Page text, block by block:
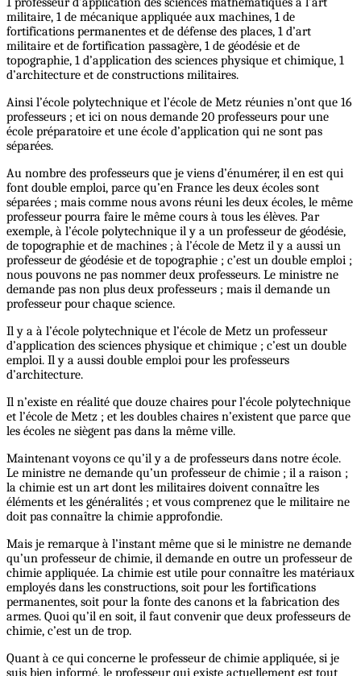
militaire, 1 de mécanique appliquée aux machines, 1 de
fortifications permanentes et de défense des places, 1 d’art
militaire et de fortification passagère, 1 de géodésie et de
topographie, 1 d’application des sciences physique et chimique, 1
d’architecture et de constructions militaires.
Ainsi l’école polytechnique et l’école de Metz réunies n’ont que 16
professeurs ; et ici on nous demande 20 professeurs pour une
école préparatoire et une école d’application qui ne sont pas
séparées.
Au nombre des professeurs que je viens d’énumérer, il en est qui
font double emploi, parce qu’en France les deux écoles sont
séparées ; mais comme nous avons réuni les deux écoles, le même
professeur pourra faire le même cours à tous les élèves. Par
exemple, à l’école polytechnique il y a un professeur de géodésie,
de topographie et de machines ; à l’école de Metz il y a aussi un
professeur de géodésie et de topographie ; c’est un double emploi ;
nous pouvons ne pas nommer deux professeurs. Le ministre ne
demande pas non plus deux professeurs ; mais il demande un
professeur pour chaque science.
Il y a à l’école polytechnique et l’école de Metz un professeur
d’application des sciences physique et chimique ; c’est un double
emploi. Il y a aussi double emploi pour les professeurs
d’architecture.
Il n’existe en réalité que douze chaires pour l’école polytechnique
et l’école de Metz ; et les doubles chaires n’existent que parce que
les écoles ne siègent pas dans la même ville.
Maintenant voyons ce qu’il y a de professeurs dans notre école.
Le ministre ne demande qu’un professeur de chimie ; il a raison ;
la chimie est un art dont les militaires doivent connaître les
éléments et les généralités ; et vous comprenez que le militaire ne
doit pas connaître la chimie approfondie.
Mais je remarque à l’instant même que si le ministre ne demande
qu’un professeur de chimie, il demande en outre un professeur de
chimie appliquée. La chimie est utile pour connaître les matériaux
employés dans les constructions, soit pour les fortifications
permanentes, soit pour la fonte des canons et la fabrication des
armes. Quoi qu’il en soit, il faut convenir que deux professeurs de
chimie, c’est un de trop.
Quant à ce qui concerne le professeur de chimie appliquée, si je
suis bien informé, le professeur qui existe actuellement est tout